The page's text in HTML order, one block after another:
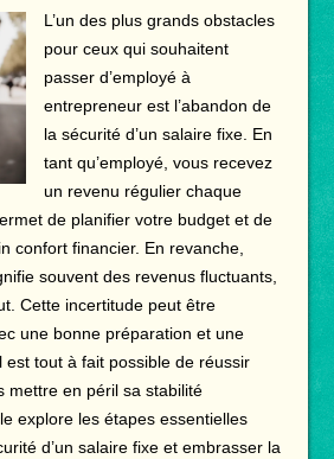
L’un des plus grands obstacles
pour ceux qui souhaitent
passer d’employé à
entrepreneur est l’abandon de
la sécurité d’un salaire fixe. En
tant qu’employé, vous recevez
un revenu régulier chaque
de planifier votre budget et de
confort financier. En revanche,
souvent des revenus fluctuants,
Cette incertitude peut être
une bonne préparation et une
est tout à fait possible de réussir
mettre en péril sa stabilité
explore les étapes essentielles
d’un salaire fixe et embrasser la